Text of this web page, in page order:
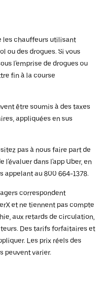
les chauffeurs utilisant
ou des drogues. Si vous
l'emprise de drogues ou
fin à la course
être soumis à des taxes
appliquées en sus
pas à nous faire part de
l'évaluer dans l'app Uber, en
appelant au 800 664-1378.
correspondent
et ne tiennent pas compte
aux retards de circulation,
Des tarifs forfaitaires et
Les prix réels des
peuvent varier.